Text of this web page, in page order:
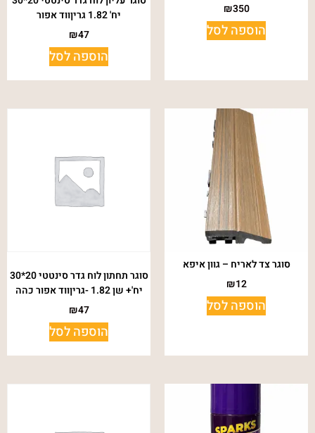
₪350
הוספה לסל
יח' 1.82 גריןווד אפור
₪47
הוספה לסל
סוגר צד לאריח – גוון איפא
₪12
הוספה לסל
סוגר תחתון לוח גדר סינטטי 20*30
יח'+ שן 1.82 -גריןווד אפור כהה
₪47
הוספה לסל